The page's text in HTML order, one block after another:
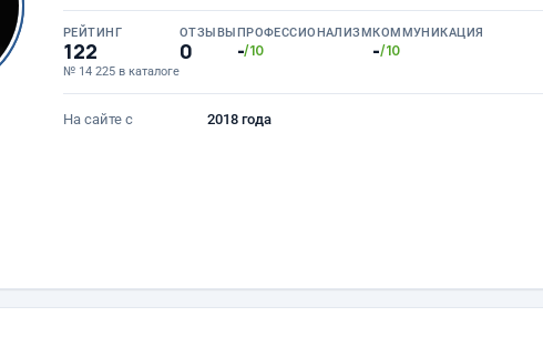
РЕЙТИНГ
122
№ 14 225 в каталоге
ОТЗЫВЫ
0
ПРОФЕССИОНАЛИЗМ
-/10
КОММУНИКАЦИЯ
-/10
На сайте с
2018 года